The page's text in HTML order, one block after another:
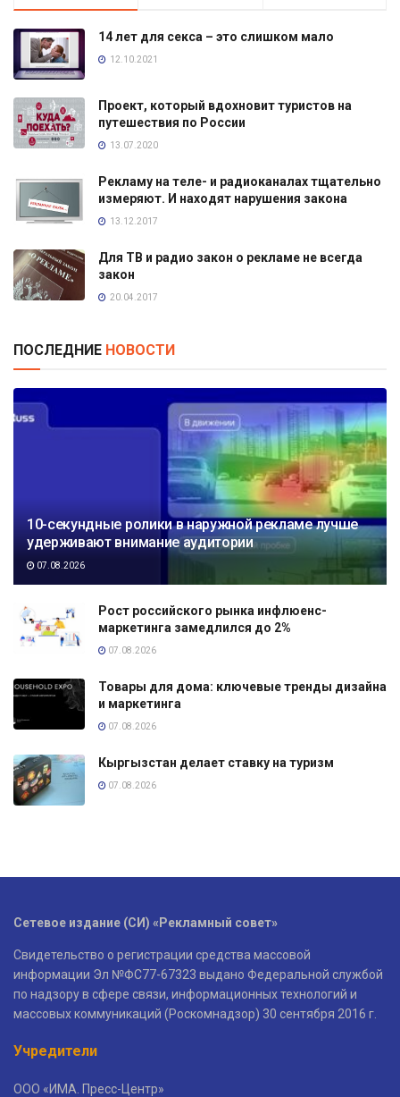
14 лет для секса – это слишком мало
12.10.2021
Проект, который вдохновит туристов на
путешествия по России
13.07.2020
Рекламу на теле- и радиоканалах тщательно
измеряют. И находят нарушения закона
13.12.2017
Для ТВ и радио закон о рекламе не всегда
закон
20.04.2017
ПОСЛЕДНИЕ НОВОСТИ
10-секундные ролики в наружной рекламе лучше
удерживают внимание аудитории
07.08.2026
Рост российского рынка инфлюенс-
маркетинга замедлился до 2%
07.08.2026
Товары для дома: ключевые тренды дизайна
и маркетинга
07.08.2026
Кыргызстан делает ставку на туризм
07.08.2026
Сетевое издание (СИ) «Рекламный совет»
Свидетельство о регистрации средства массовой
информации Эл №ФС77-67323 выдано Федеральной службой
по надзору в сфере связи, информационных технологий и
массовых коммуникаций (Роскомнадзор) 30 сентября 2016 г.
Учредители
ООО «ИМА. Пресс-Центр»